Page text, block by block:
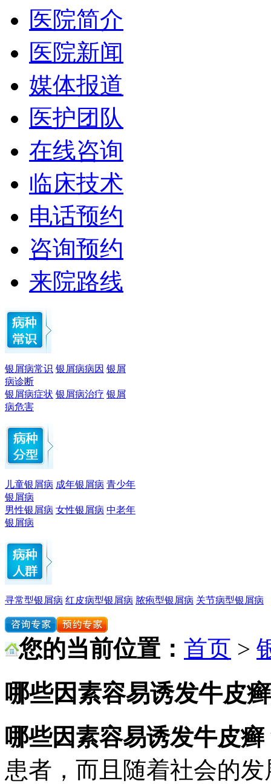
医院简介
医院新闻
媒体报道
医护团队
在线咨询
临床技术
电话预约
咨询预约
来院路线
银屑病常识 银屑病病因 银屑
病诊断
银屑病症状 银屑病治疗 银屑
病危害
儿童银屑病 成年银屑病 青少年
银屑病
男性银屑病 女性银屑病 中老年
银屑病
寻常型银屑病 红皮病型银屑病 脓疱型银屑病 关节病型银屑病
您的当前位置： 首页 >
哪些因素容易诱发牛皮癣
哪些因素容易诱发牛皮癣
患者，而且随着社会的